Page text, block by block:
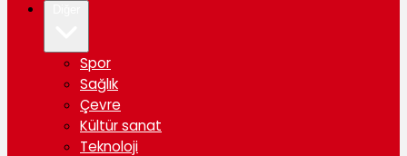
Spor
Sağlık
Çevre
Kültür sanat
Teknoloji